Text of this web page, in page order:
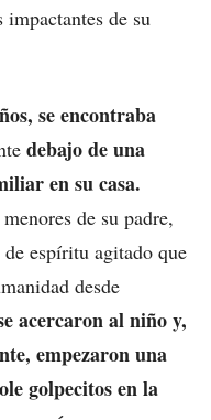
de su
se encontraba
debajo de una
en su casa.
de su padre,
espíritu agitado que
desde
acercaron al niño y,
empezaron una
golpecitos en la